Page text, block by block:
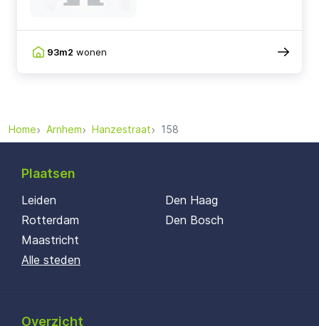
93m2 wonen
Home Arnhem Hanzestraat 158
Plaatsen
Leiden
Rotterdam
Maastricht
Den Haag
Den Bosch
Alle steden
Overzicht